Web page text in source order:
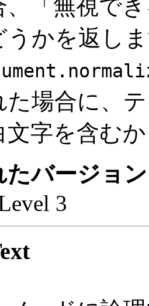
、「無視で
うかを返し
た場合に、
文字を含む
たバージョ
3